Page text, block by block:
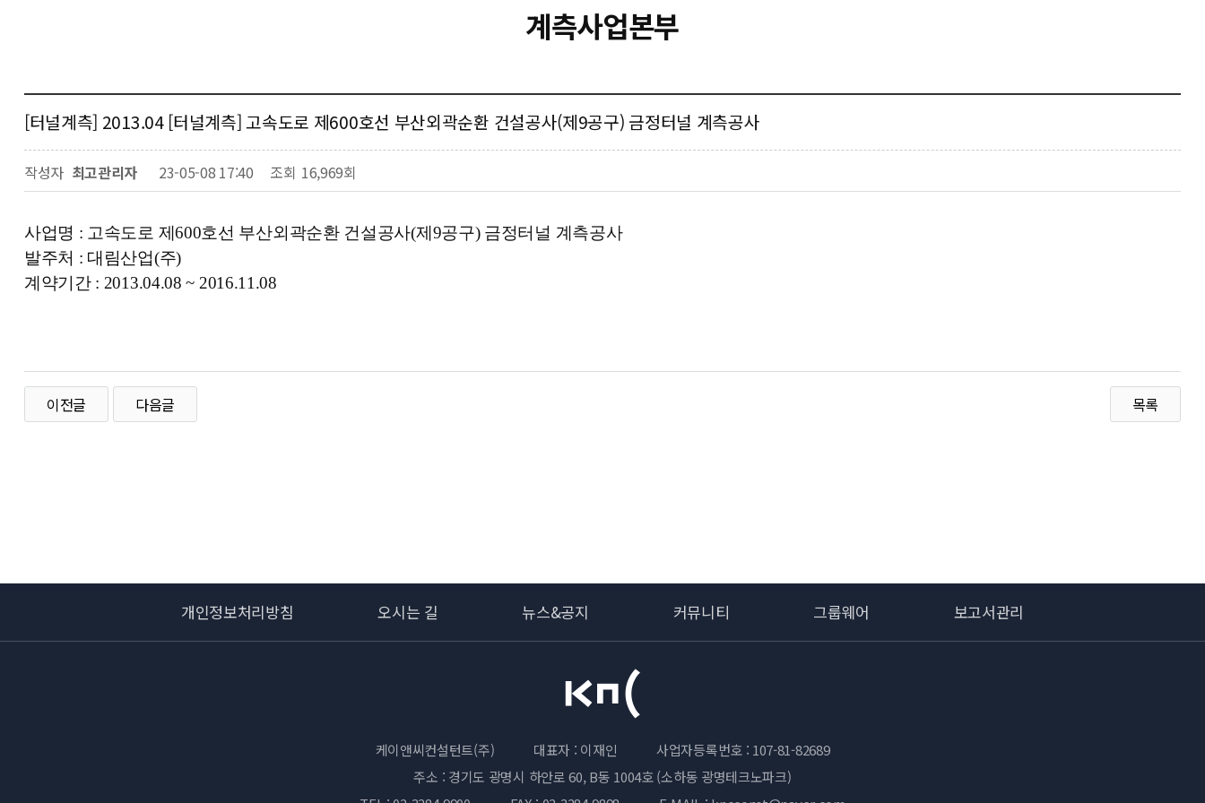
계측사업본부
[터널계측] 2013.04 [터널계측] 고속도로 제600호선 부산외곽순환 건설공사(제9공구) 금정터널 계측공사
작성자 최고관리자 23-05-08 17:40 조회 16,969회
사업명 : 고속도로 제600호선 부산외곽순환 건설공사(제9공구) 금정터널 계측공사
발주처 : 대림산업(주)
계약기간 : 2013.04.08 ~ 2016.11.08
이전글 다음글 목록
개인정보처리방침 오시는 길 뉴스&공지 커뮤니티 그룹웨어 보고서관리
케이앤씨컨설턴트(주) 대표자 : 이재인
사업자등록번호 : 107-81-82689
주소 : 경기도 광명시 하안로 60, B동 1004호 (소하동 광명테크노파크)